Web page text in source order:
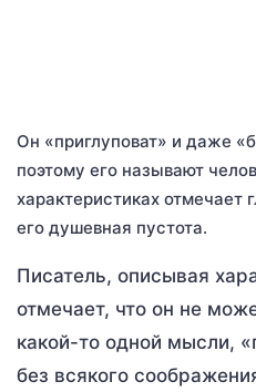
Он «приглуповат» и даже
поэтому его называют
характеристиках отмечает
его душевная пустота.
Писатель, описывая
отмечает, что он не
какой-то одной мысли,
без всякого